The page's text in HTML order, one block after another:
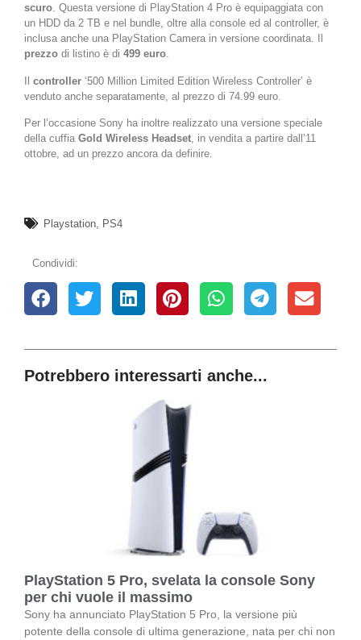
scuro. Questa versione di PlayStation 4 Pro è equipaggiata con
un HDD da 2 TB e nel bundle, oltre alla console ed al controller, è
inclusa anche una PlayStation Camera in versione coordinata. Il
prezzo di listino è di 499 euro.
Il controller ‘500 Million Limited Edition Wireless Controller’ è
venduto anche separatamente, al prezzo di 74.99 euro.
Per l’occasione Sony ha inoltre realizzato una versione speciale
della cuffia Gold Wireless Headset, in vendita a partire dall’11
ottobre, ad un prezzo ancora da definire.
Playstation PS4
Condividi:
Potrebbero interessarti anche...
PlayStation 5 Pro, svelata la console Sony
per chi vuole il massimo
Sony ha annunciato PlayStation 5 Pro, la versione più
potente della console di ultima generazione, nata per chi non